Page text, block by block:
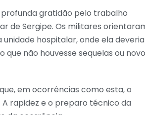
gratidão pelo trabalho
de Sergipe. Os militares
hospitalar, onde ela deveria
não houvesse sequelas ou
em ocorrências como esta, o
rapidez e o preparo técnico da